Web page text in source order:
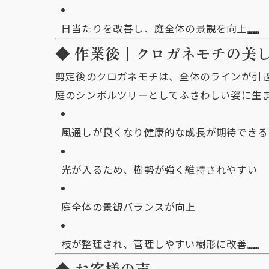
日当たりを改善し、庭全体の景観を向上
◆ 作業後｜クロガネモチの美
剪定後のクロガネモチは、全体のラインが引
庭のシンボルツリーとしてふさわしい姿に生
風通しが良くなり健康的な成長が期待できる
光が入るため、樹勢が強く維持されやすい
庭全体の景観バランスが向上
枝が整理され、管理しやすい樹形に改善